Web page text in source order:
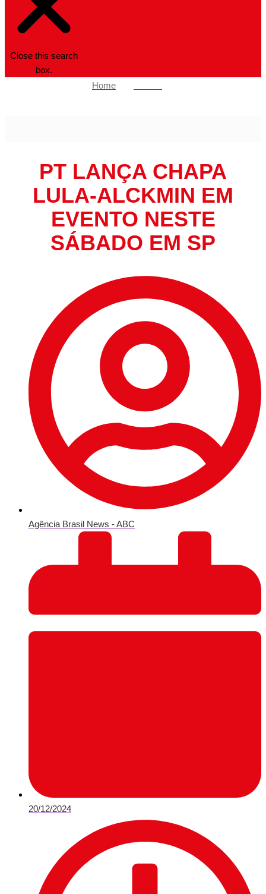
Close this search
box.
Home
PT LANÇA CHAPA
LULA-ALCKMIN EM
EVENTO NESTE
SÁBADO EM SP
Agência Brasil News - ABC
20/12/2024